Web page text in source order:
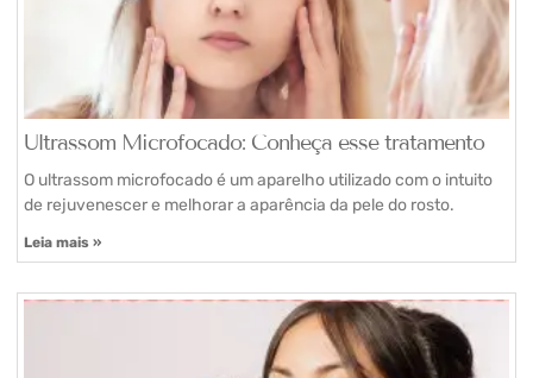
Ultrassom Microfocado: Conheça esse tratamento
O ultrassom microfocado é um aparelho utilizado com o intuito
de rejuvenescer e melhorar a aparência da pele do rosto.
Leia mais »